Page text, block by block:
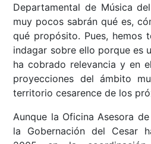
Departamental de Música
muy pocos sabrán qué es,
qué propósito. Pues, hemos
indagar sobre ello porque es
ha cobrado relevancia y en
proyecciones del ámbito
territorio cesarence de los
Aunque la Oficina Asesora
la Gobernación del Cesar